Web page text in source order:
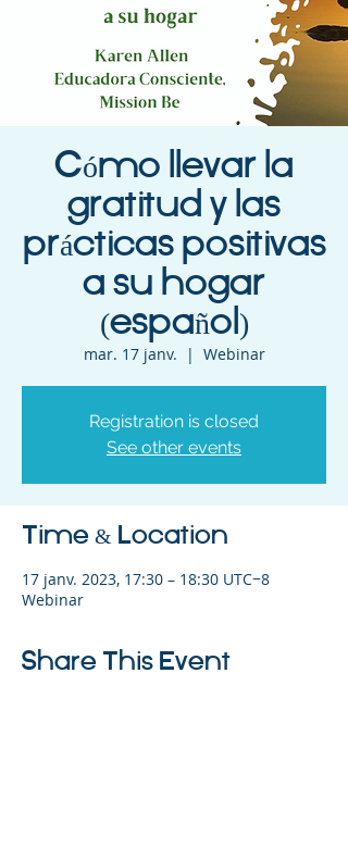
Cómo llevar la
gratitud y las
prácticas positivas
a su hogar
(español)
mar. 17 janv.
  |
Webinar
Registration is closed
See other events
Time & Location
17 janv. 2023, 17:30 – 18:30 UTC−8
Webinar
Share This Event